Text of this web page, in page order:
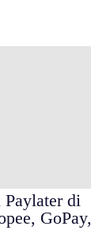
di
GoPay,